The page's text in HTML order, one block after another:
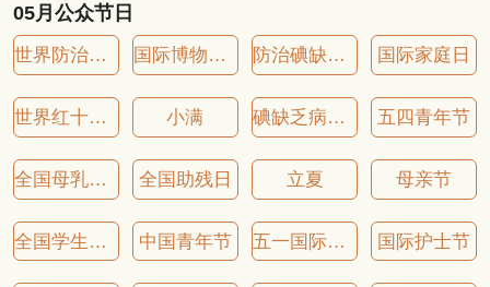
05月公众节日
世界防治哮喘日 国际博物馆日 防治碘缺乏病日 国际家庭日
世界红十字日 小满 碘缺乏病防治日 五四青年节
全国母乳喂养宣传日 全国助残日 立夏 母亲节
全国学生营养日 中国青年节 五一国际劳动节 国际护士节